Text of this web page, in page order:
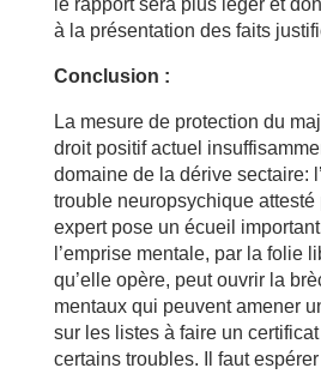
le rapport sera plus léger et
à la présentation des faits
Conclusion :
La mesure de protection du
droit positif actuel
domaine de la dérive sectaire:
trouble neuropsychique attesté
expert pose un écueil
l’emprise mentale, par la folie
qu’elle opère, peut ouvrir la
mentaux qui peuvent amener
sur les listes à faire un
certains troubles. Il faut